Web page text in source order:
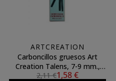
ARTCREATION
Carboncillos gruesos Art
Creation Talens, 7-9 mm.,
Caja 3 uds.
2,11 €1,58 €